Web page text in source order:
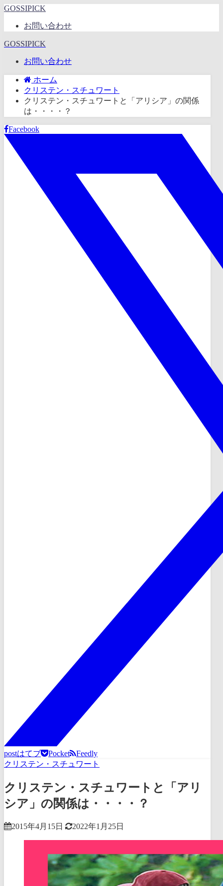
GOSSIPICK
お問い合わせ
GOSSIPICK
お問い合わせ
ホーム
クリステン・スチュワート
クリステン・スチュワートと「アリシア」の関係
は・・・・？
Facebook
postはてブ Pocket
Feedly
クリステン・スチュワート
クリステン・スチュワートと「アリ
シア」の関係は・・・・？
2015年4月15日 2022年1月25日